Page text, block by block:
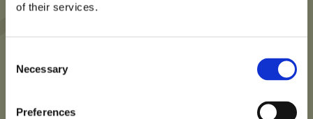
of their services.
Selection
Necessary
Preferences